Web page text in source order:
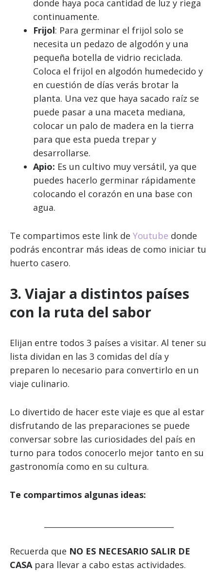
donde haya poca cantidad de luz y riega
continuamente.
Frijol: Para germinar el frijol solo se
necesita un pedazo de algodón y una
pequeña botella de vidrio reciclada.
Coloca el frijol en algodón humedecido y
en cuestión de días verás brotar la
planta. Una vez que haya sacado raíz se
puede pasar a una maceta mediana,
colocar un palo de madera en la tierra
para que esta pueda trepar y
desarrollarse.
Apio: Es un cultivo muy versátil, ya que
puedes hacerlo germinar rápidamente
colocando el corazón en una base con
agua.
Te compartimos este link de Youtube donde
podrás encontrar más ideas de como iniciar tu
huerto casero.
3. Viajar a distintos países
con la ruta del sabor
Elijan entre todos 3 países a visitar. Al tener su
lista dividan en las 3 comidas del día y
preparen lo necesario para convertirlo en un
viaje culinario.
Lo divertido de hacer este viaje es que al estar
disfrutando de las preparaciones se puede
conversar sobre las curiosidades del país en
turno para todos conocerlo mejor tanto en su
gastronomía como en su cultura.
Te compartimos algunas ideas:
Recuerda que NO ES NECESARIO SALIR DE
CASApara llevar a cabo estas actividades.